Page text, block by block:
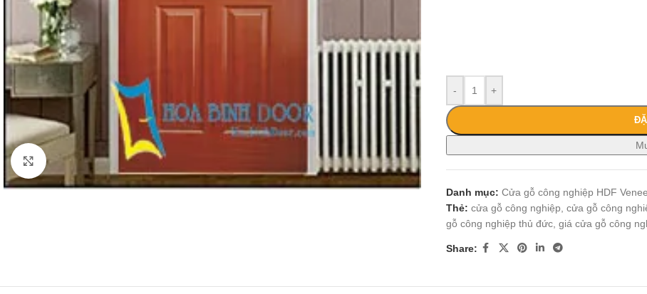
Click to enlarge
- +
Danh mục: Cửa gỗ công nghiệp HDF
Thẻ: cửa gỗ công nghiệp, cửa gỗ công
gỗ công nghiệp thủ đức, giá cửa gỗ công
Share: